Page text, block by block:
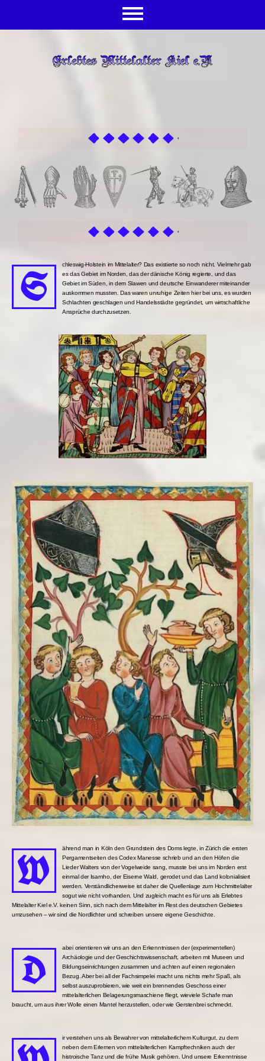
S
chleswig-Holstein im Mittelalter? Das existierte so noch nicht. Vielmehr gab
es das Gebiet im Norden, das der dänische König regierte, und das
Gebiet im Süden, in dem Slawen und deutsche Einwanderer miteinander
auskommen mussten. Das waren unruhige Zeiten hier bei uns, es wurden
Schlachten geschlagen und Handelsstädte gegründet, um wirtschaftliche
Ansprüche durchzusetzen.
W
ährend man in Köln den Grundstein des Doms legte, in Zürich die ersten
Pergamentseiten des Codex Manesse schrieb und an den Höfen die
Lieder Walters von der Vogelweide sang, musste bei uns im Norden erst
einmal der Isarnho, der Eiserne Wald, gerodet und das Land kolonialisiert
werden. Verständlicherweise ist daher die Quellenlage zum Hochmittelalter
sogut wie nicht vorhanden. Und zugleich macht es für uns als Erlebtes
Mittelalter Kiel e.V. keinen Sinn, sich nach dem Mittelalter im Rest des deutschen Gebietes
umzusehen – wir sind die Nordlichter und schreiben unsere eigene Geschichte.
D
abei orientieren wir uns an den Erkenntnissen der (experimentellen)
Archäologie und der Geschichtswissenschaft, arbeiten mit Museen und
Bildungseinrichtungen zusammen und achten auf einen regionalen
Bezug. Aber bei all der Fachsimpelei macht uns nichts mehr Spaß, als
selbst auszuprobieren, wie weit ein brennendes Geschoss einer
mittelalterlichen Belagerungsmaschiene fliegt, wieviele Schafe man
braucht, um aus ihrer Wolle einen Mantel herzustellen, oder wie Gerstenbrei schmeckt.
ir verstehen uns als Bewahrer von mittelalterlichem Kulturgut, zu dem
neben dem Erlernen von mittelalterlichen Kampftechniken auch der
histroische Tanz und die frühe Musik gehören. Und unsere Erkenntnisse